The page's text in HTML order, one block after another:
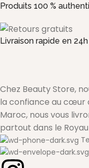
Produits 100 %
Livraison rapide en
Chez Beauty Store,
la confiance au cœur
Maroc, nous vous
partout dans le